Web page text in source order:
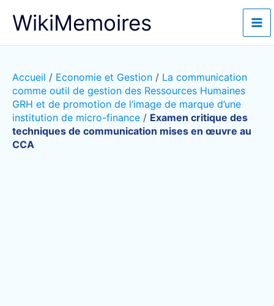
WikiMemoires
Accueil / Economie et Gestion / La communication
comme outil de gestion des Ressources Humaines
GRH et de promotion de l’image de marque d’une
institution de micro-finance / Examen critique des
techniques de communication mises en œuvre au
CCA